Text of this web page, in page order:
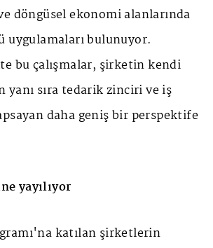
döngüsel ekonomi alanlarında
uygulamaları bulunuyor.
bu çalışmalar, şirketin kendi
yanı sıra tedarik zinciri ve iş
daha geniş bir perspektife
yayılıyor
katılan şirketlerin